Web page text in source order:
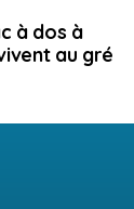
à dos à
au gré